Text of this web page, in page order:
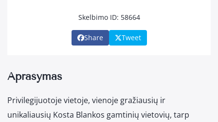
Skelbimo ID: 58664
Share Tweet
Aprašymas
Privilegijuotoje vietoje, vienoje gražiausių ir
unikaliausių Kosta Blankos gamtinių vietovių, tarp